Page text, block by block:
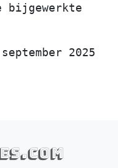
bijgewerkte
2025